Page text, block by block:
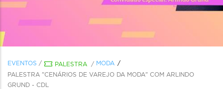
EVENTOS / PALESTRA / MODA
PALESTRA "CENÁRIOS DE VAREJO DA MODA" COM ARLINDO
GRUND - CDL